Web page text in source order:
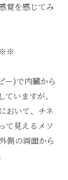
覚を感じてみ
ー)で内臓から
いますが、
おいて、チネ
て見えるメソ
側の両面から